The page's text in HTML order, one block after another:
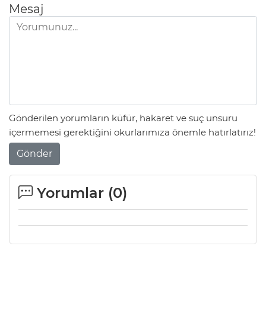
Mesaj
Gönderilen yorumların küfür, hakaret ve suç unsuru
içermemesi gerektiğini okurlarımıza önemle hatırlatırız!
Gönder
Yorumlar (0)